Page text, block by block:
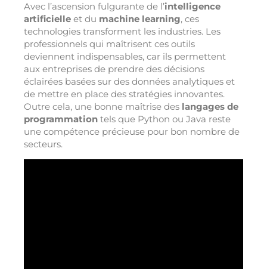
Avec l’ascension fulgurante de l’intelligence
artificielle et du machine learning, ces
technologies transforment les industries. Les
professionnels qui maîtrisent ces outils
deviennent indispensables, car ils permettent
aux entreprises de prendre des décisions
éclairées basées sur des données analytiques et
de mettre en place des stratégies innovantes.
Outre cela, une bonne maîtrise des langages de
programmation tels que Python ou Java reste
une compétence précieuse pour bon nombre de
secteurs.